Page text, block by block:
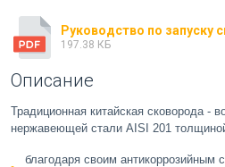
Руководство по запуску
197.38 КБ
Описание
Традиционная китайская сковорода -
нержавеющей стали AISI 201
благодаря своим антикоррозийным